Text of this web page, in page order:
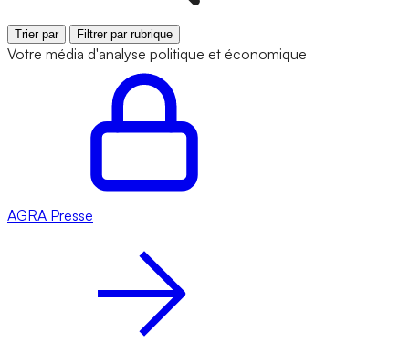
Trier par Filtrer par rubrique
Votre média d'analyse politique et économique
AGRA Presse